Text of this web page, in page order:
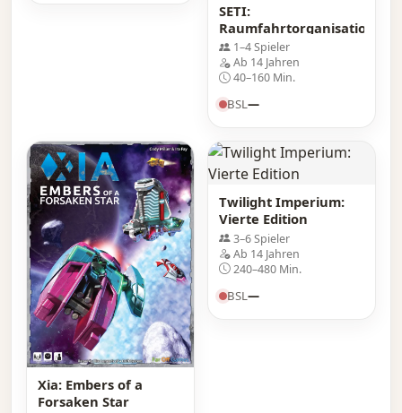
SETI:
Raumfahrtorganisationen
1–4 Spieler
Ab 14 Jahren
40–160 Min.
BSL—
Xia: Embers of a
Forsaken Star
Twilight Imperium:
Vierte Edition
3–6 Spieler
Ab 14 Jahren
240–480 Min.
BSL—